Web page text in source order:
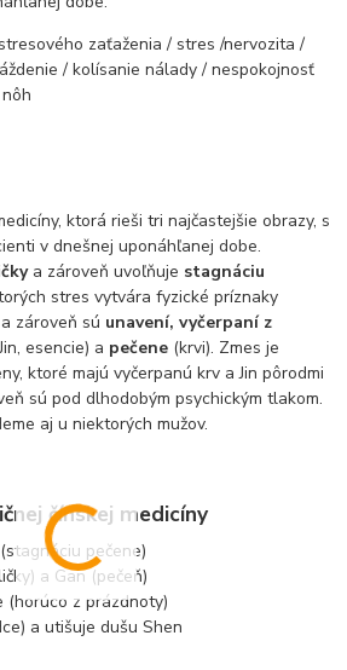
zaťaženia / stres /nervozita /
/ kolísanie nálady / nespokojnosť
ktorá rieši tri najčastejšie obrazy, s
v dnešnej uponáhľanej dobe.
a zároveň uvoľňuje stagnáciu
stres vytvára fyzické príznaky
zároveň sú unavení, vyčerpaní z
esencie) a pečene (krvi). Zmes je
ktoré majú vyčerpanú krv a Jin pôrodmi
sú pod dlhodobým psychickým tlakom.
aj u niektorých mužov.
čínskej medicíny
pečene)
a Gan (pečeň)
(horúco z prázdnoty)
a utišuje dušu Shen